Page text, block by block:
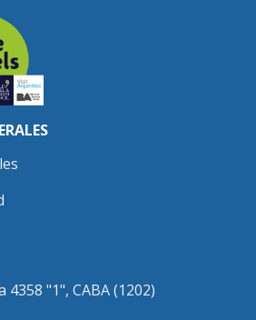
4358 "1", CABA (1202)